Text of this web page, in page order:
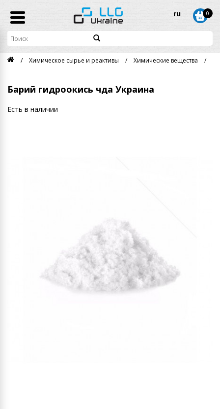
ru 0
Химическое сырье и реактивы Химические вещества
Барий гидроокись чда Украина
Есть в наличии